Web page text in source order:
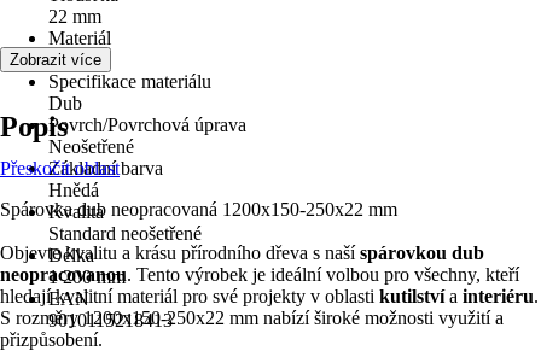
22 mm
Materiál
Dřevo
Specifikace materiálu
Dub
Povrch/Povrchová úprava
Neošetřené
Základní barva
Hnědá
Kvalita
Standard neošetřené
Délka
1 200 mm
EAN
9010115218413
Zobrazit více
Popis
Přeskočit oblast
Spárovka dub neopracovaná 1200x150-250x22 mm
Objevte kvalitu a krásu přírodního dřeva s našíspárovkou dub
neopracovanou. Tento výrobek je ideální volbou pro všechny, kteří
hledají kvalitní materiál pro své projekty v oblasti kutilstvía interiéru.
S rozměry 1200x150-250x22 mm nabízí široké možnosti využití a
přizpůsobení.